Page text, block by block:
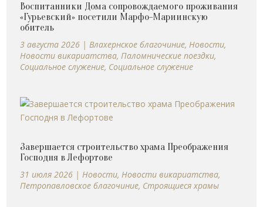
Воспитанники Дома сопровождаемого проживания
«Гурьевский» посетили Марфо-Мариинскую
обитель
3 августа 2026 |Влахернское благочиние,Новости,
Новости викариатства,Паломнические поездки,
Социальное служение, Социальное служение
Завершается строительство храма Преображения
Господня в Лефортове
31 июля 2026 |Новости,Новости викариатства,
Петропавловское благочиние, Строящиеся храмы